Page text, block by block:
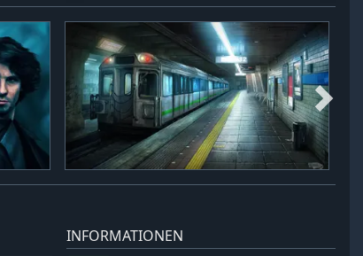
INFORMATIONEN